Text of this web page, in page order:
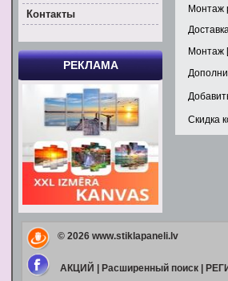
Монтаж
Монтаж [
Скидка
Контакты
РЕКЛАМА
© 2026 www.stiklapaneli.lv
АКЦИЙ Расширенный поиск|